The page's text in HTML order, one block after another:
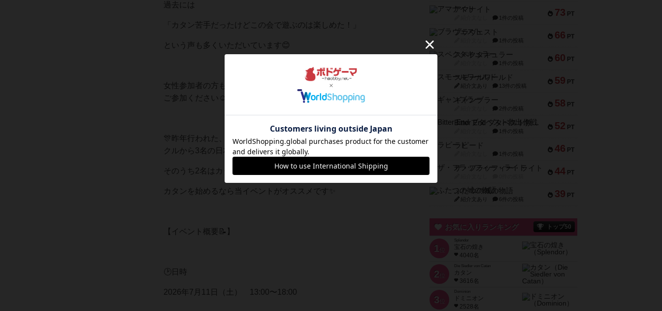
過去には
「カタン苦手だったけどこの会で遊ぶのは楽しめた！」
という声も多くいただいています😊
女性参加者の方も多数いらっしゃいますので初参加の方も安心して
ご参加ください☺️
🎊昨年行われた、カタン日本選手権関東地区予選において、当サー
クルから3名の日本選手権本戦出場者が出ました👏
そのうち2名はカタン歴1年未満！
カタンを始めるなら当イベントがオススメです✨
【イベント概要📝】
🕑日時
2026年7月11日（土） 13:00〜18:00
73 PT
アマナイト
1件の投稿
66 PT
ブラヴェスト
1件の投稿
60 PT
スペクタキュラー
1件の投稿
59 PT
スモールワールド
紹介文あり 13件の投稿
58 PT
ギャンブラー
2件の投稿
52 PT
Bitter End ブタペスト救出作戦
1件の投稿
46 PT
ラピード
1件の投稿
44 PT
ザ・フラッフィー・ライト
39 PT
ふたつの城の物語
紹介文あり 6件の投稿
お気に入りランキング トップ50
1 位
宝石の煌き
4040名
2 位
Die Siedler von Catan
カタン
3616名
3 位
ドミニオン
2528名